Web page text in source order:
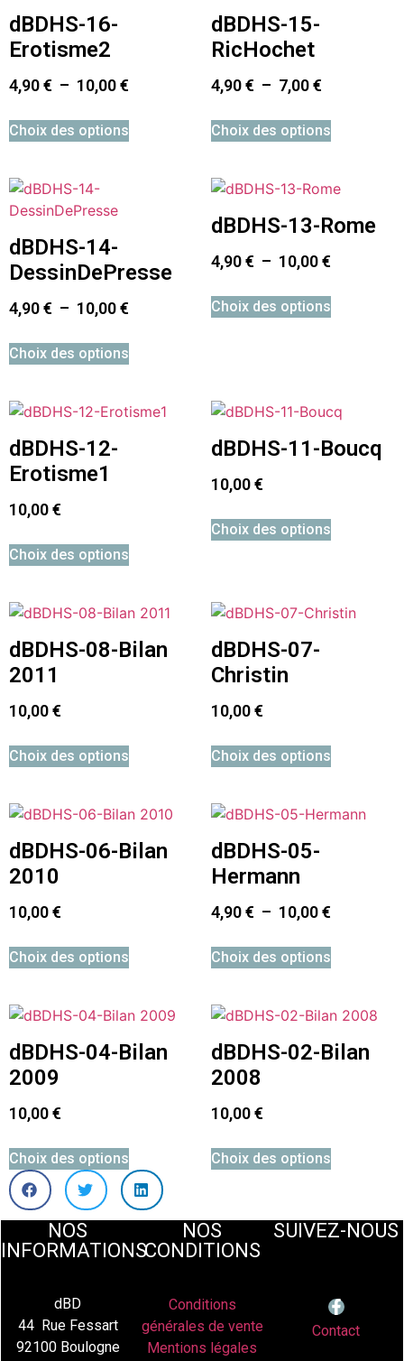
dBDHS-16-
Erotisme2
4,90€ – 10,00€
Choix des options
dBDHS-15-
RicHochet
4,90€ – 7,00€
Choix des options
dBDHS-14-
DessinDePresse
4,90€ – 10,00€
Choix des options
dBDHS-13-Rome
4,90€ – 10,00€
Choix des options
dBDHS-12-
Erotisme1
10,00€
Choix des options
dBDHS-11-Boucq
10,00€
Choix des options
dBDHS-08-Bilan
2011
10,00€
Choix des options
dBDHS-07-
Christin
10,00€
Choix des options
dBDHS-06-Bilan
2010
10,00€
Choix des options
dBDHS-05-
Hermann
4,90€ – 10,00€
Choix des options
dBDHS-04-Bilan
2009
10,00€
Choix des options
dBDHS-02-Bilan
2008
10,00€
Choix des options
NOS
INFORMATIONS
dBD
44 Rue Fessart
92100 Boulogne
NOS
CONDITIONS
Conditions
générales de vente
Mentions légales
SUIVEZ-NOUS
Contact